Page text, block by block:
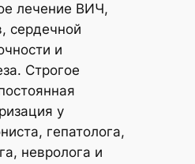
лечение ВИЧ,
сердечной
и
Строгое
у
гепатолога,
невролога и